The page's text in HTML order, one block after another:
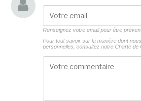
Renseignez votre email pour être
Pour tout savoir sur la manière dont
personnelles, consultez notre Charte de